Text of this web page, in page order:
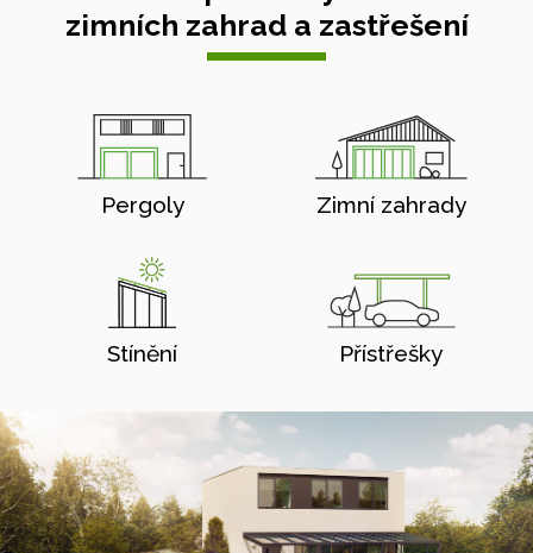
zimních zahrad a zastřešení
Pergoly Zimní zahrady
Stínění Přístřešky